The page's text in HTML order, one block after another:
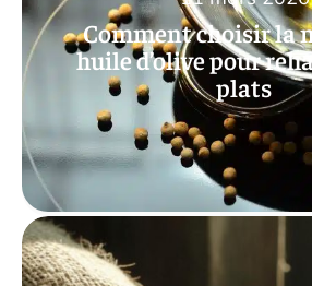
Comment choisir la
huile d’olive pour
plats